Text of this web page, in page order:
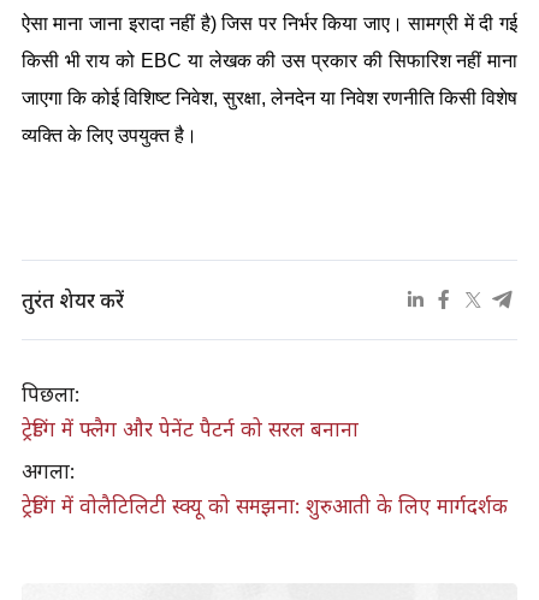
ऐसा माना जाना इरादा नहीं है) जिस पर निर्भर किया जाए। सामग्री में दी गई
किसी भी राय को EBC या लेखक की उस प्रकार की सिफारिश नहीं माना
जाएगा कि कोई विशिष्ट निवेश, सुरक्षा, लेनदेन या निवेश रणनीति किसी विशेष
व्यक्ति के लिए उपयुक्त है।
तुरंत शेयर करें
पिछला:
ट्रेडिंग में फ्लैग और पेनेंट पैटर्न को सरल बनाना
अगला:
ट्रेडिंग में वोलैटिलिटी स्क्यू को समझना: शुरुआती के लिए मार्गदर्शक